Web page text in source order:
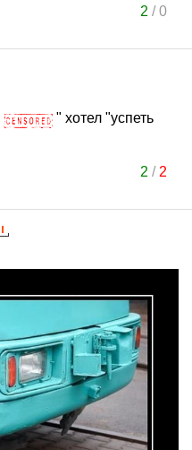
2 /0
" хотел "успеть
2 / 2